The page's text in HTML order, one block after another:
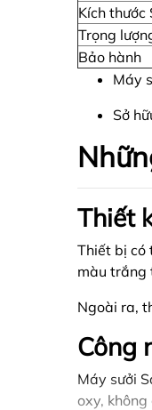
Kích thước
Trọng
Bảo hành
Máy
Sở
Thiết
Thiết bị có
màu trắng
Ngoài ra,
Công
Máy sưởi
oxy,